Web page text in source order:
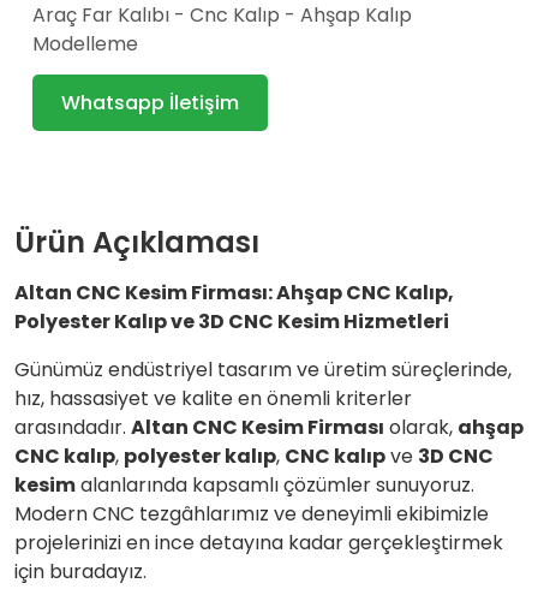
Araç Far Kalıbı - Cnc Kalıp - Ahşap Kalıp
Modelleme
Whatsapp İletişim
Ürün Açıklaması
Altan CNC Kesim Firması: Ahşap CNC Kalıp,
Polyester Kalıp ve 3D CNC Kesim Hizmetleri
Günümüz endüstriyel tasarım ve üretim süreçlerinde,
hız, hassasiyet ve kalite en önemli kriterler
arasındadır. Altan CNC Kesim Firması olarak, ahşap
CNC kalıp, polyester kalıp, CNC kalıpve 3D CNC
kesimalanlarında kapsamlı çözümler sunuyoruz.
Modern CNC tezgâhlarımız ve deneyimli ekibimizle
projelerinizi en ince detayına kadar gerçekleştirmek
için buradayız.